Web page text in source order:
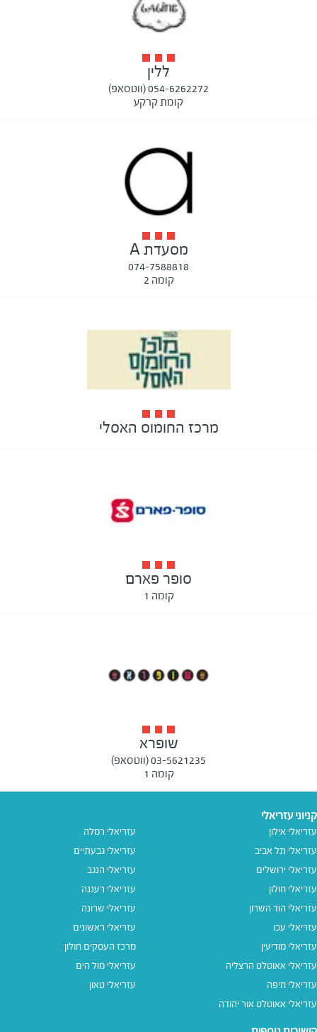
ללין
054-6262272 (ווטסאפ)
קומת קרקע
מסעדת A
074-7588818
קומה 2
מרכז החומוס האסלי
סופר פארם
קומה 1
שופרא
03-5621235 (ווטסאפ)
קומה 1
קניוני עזריאלי
עזריאלי אילון
עזריאלי תל אביב
עזריאלי ירושלים
עזריאלי חולון
עזריאלי הוד השרון
עזריאלי עכו
עזריאלי מודיעין
עזריאלי אאוטלט הרצליה
עזריאלי חיפה
עזריאלי אאוטלט אור יהודה
עזריאלי רמלה
עזריאלי גבעתיים
עזריאלי הנגב
עזריאלי רעננה
עזריאלי שרונה
עזריאלי ראשונים
מרכז העסקים חולון
עזריאלי מול הים
עזריאלי טאון